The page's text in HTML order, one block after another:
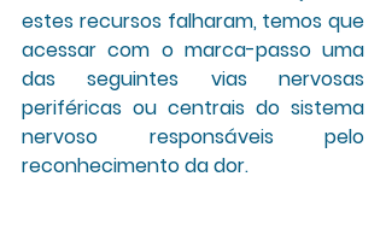
estes recursos falharam, temos que
acessar com o marca-passo uma
das seguintes vias nervosas
periféricas ou centrais do sistema
nervoso responsáveis pelo
reconhecimento da dor.